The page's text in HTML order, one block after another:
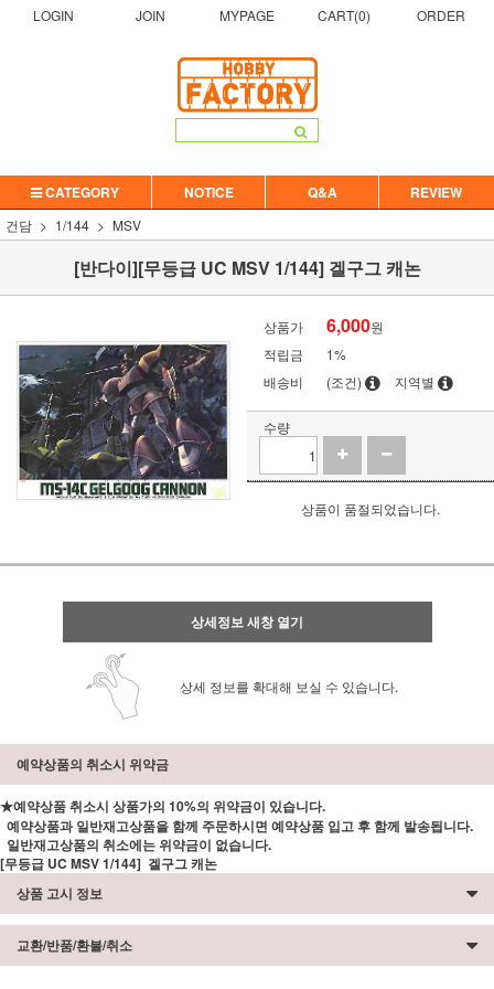
LOGIN JOIN MYPAGE CART(0) ORDER
CATEGORY NOTICE Q&A REVIEW
건담 1/144 MSV
[반다이][무등급 UC MSV 1/144] 겔구그 캐논
상품가 6,000원
적립금
1%
배송비
(조건) 지역별
수량
상품이 품절되었습니다.
상세정보 새창 열기
상세 정보를 확대해 보실 수 있습니다.
예약상품의 취소시 위약금
★예약상품 취소시 상품가의 10%의 위약금이 있습니다.
예약상품과 일반재고상품을 함께 주문하시면 예약상품 입고 후 함께 발송됩니다.
일반재고상품의 취소에는 위약금이 없습니다.
[무등급 UC MSV 1/144] 겔구그 캐논
상품 고시 정보
교환/반품/환불/취소